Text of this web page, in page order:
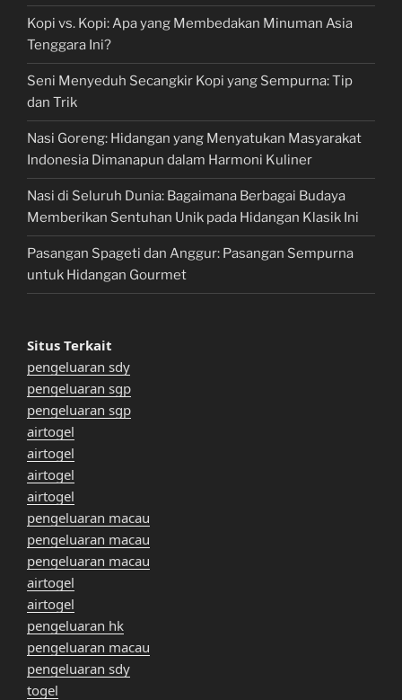
Kopi vs. Kopi: Apa yang Membedakan Minuman Asia
Tenggara Ini?
Seni Menyeduh Secangkir Kopi yang Sempurna: Tip
dan Trik
Nasi Goreng: Hidangan yang Menyatukan Masyarakat
Indonesia Dimanapun dalam Harmoni Kuliner
Nasi di Seluruh Dunia: Bagaimana Berbagai Budaya
Memberikan Sentuhan Unik pada Hidangan Klasik Ini
Pasangan Spageti dan Anggur: Pasangan Sempurna
untuk Hidangan Gourmet
Situs Terkait
pengeluaran sdy
pengeluaran sgp
pengeluaran sgp
airtogel
airtogel
airtogel
airtogel
pengeluaran macau
pengeluaran macau
pengeluaran macau
airtogel
airtogel
pengeluaran hk
pengeluaran macau
pengeluaran sdy
togel